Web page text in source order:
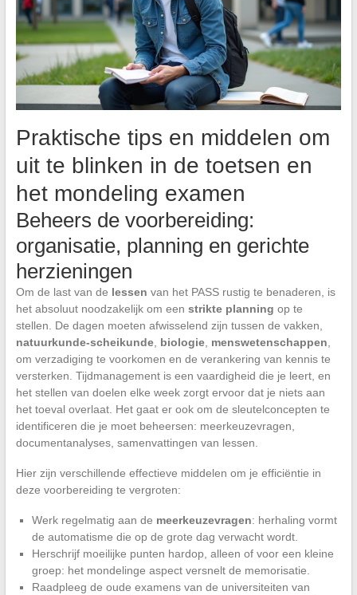
Praktische tips en middelen om
uit te blinken in de toetsen en
het mondeling examen
Beheers de voorbereiding:
organisatie, planning en gerichte
herzieningen
Om de last van de lessen van het PASS rustig te benaderen, is
het absoluut noodzakelijk om een strikte planning op te
stellen. De dagen moeten afwisselend zijn tussen de vakken,
natuurkunde-scheikunde, biologie, menswetenschappen
om verzadiging te voorkomen en de verankering van kennis te
versterken. Tijdmanagement is een vaardigheid die je leert, en
het stellen van doelen elke week zorgt ervoor dat je niets aan
het toeval overlaat. Het gaat er ook om de sleutelconcepten te
identificeren die je moet beheersen: meerkeuzevragen,
documentanalyses, samenvattingen van lessen.
Hier zijn verschillende effectieve middelen om je efficiëntie in
deze voorbereiding te vergroten:
Werk regelmatig aan de meerkeuzevragen: herhaling vormt
de automatisme die op de grote dag verwacht wordt.
Herschrijf moeilijke punten hardop, alleen of voor een kleine
groep: het mondelinge aspect versnelt de memorisatie.
Raadpleeg de oude examens van de universiteiten van